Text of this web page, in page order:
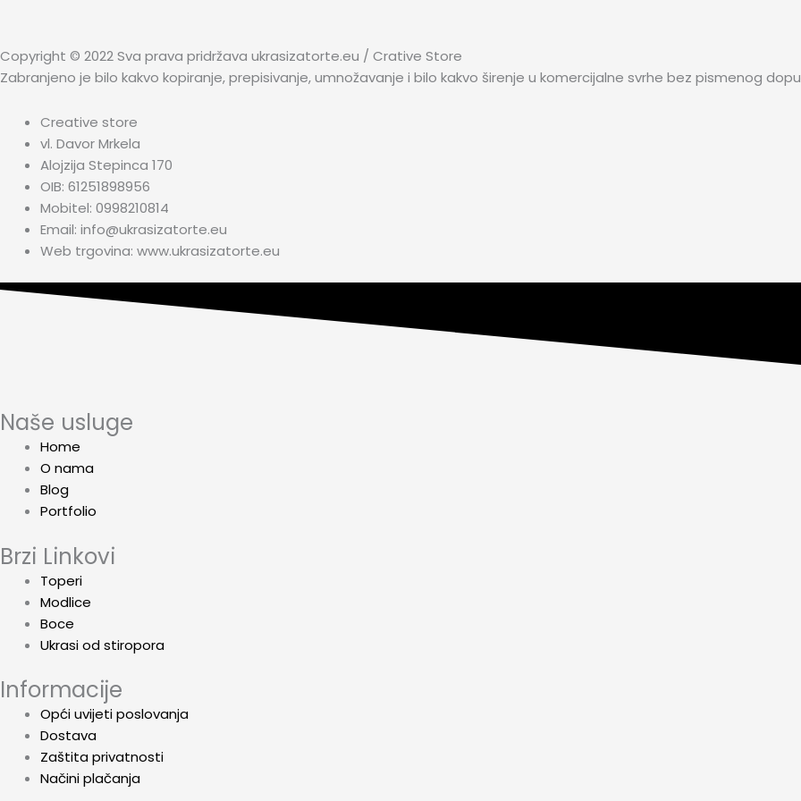
Copyright © 2022 Sva prava pridržava ukrasizatorte.eu / Crative Store
Zabranjeno je bilo kakvo kopiranje, prepisivanje, umnožavanje i bilo kakvo širenje u komercijalne svrhe bez pismenog
Creative store
vl. Davor Mrkela
Alojzija Stepinca 170
OIB: 61251898956
Mobitel: 0998210814
Email: info@ukrasizatorte.eu
Web trgovina: www.ukrasizatorte.eu
Naše usluge
Home
O nama
Blog
Portfolio
Brzi Linkovi
Toperi
Modlice
Boce
Ukrasi od stiropora
Informacije
Opći uvijeti poslovanja
Dostava
Zaštita privatnosti
Načini plačanja